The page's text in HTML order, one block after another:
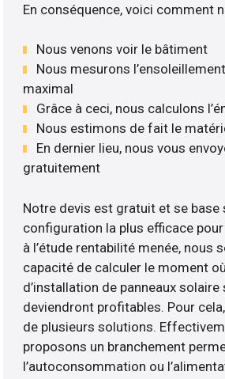
En conséquence, voici comment
Nous venons voir le bâtiment
Nous mesurons
maximal
Grâce à ceci, nous calculons
Nous estimons de fait le
En dernier lieu, nous vous
gratuitement
Notre devis est gratuit et se base
configuration la plus efficace
à l’étude rentabilité menée, nous
capacité de calculer le moment
d’installation de panneaux
deviendront profitables. Pour
de plusieurs solutions.
proposons un branchement
l’autoconsommation ou